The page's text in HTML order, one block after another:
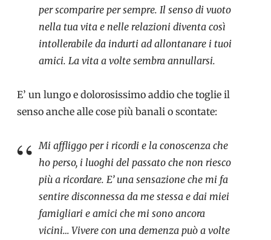
per scomparire per sempre. Il senso di vuoto
nella tua vita e nelle relazioni diventa così
intollerabile da indurti ad allontanare i tuoi
amici. La vita a volte sembra annullarsi.
E’ un lungo e dolorosissimo addio che toglie il
senso anche alle cose più banali o scontate:
Mi affliggo per i ricordi e la conoscenza che
ho perso, i luoghi del passato che non riesco
più a ricordare. E’ una sensazione che mi fa
sentire disconnessa da me stessa e dai miei
famigliari e amici che mi sono ancora
vicini… Vivere con una demenza può a volte